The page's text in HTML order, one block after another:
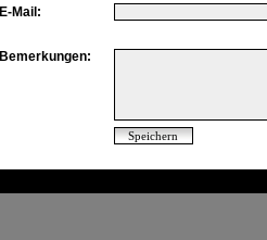
E-Mail:
Bemerkungen: